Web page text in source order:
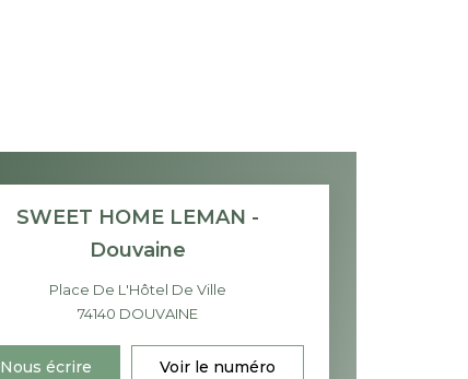
SWEET HOME LEMAN -
Douvaine
Place De L'Hôtel De Ville
74140 DOUVAINE
Nous écrire Voir le numéro